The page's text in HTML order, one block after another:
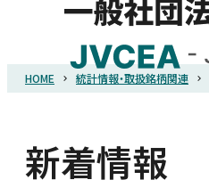
HOME 統計情報・取扱銘柄関連
新着情報